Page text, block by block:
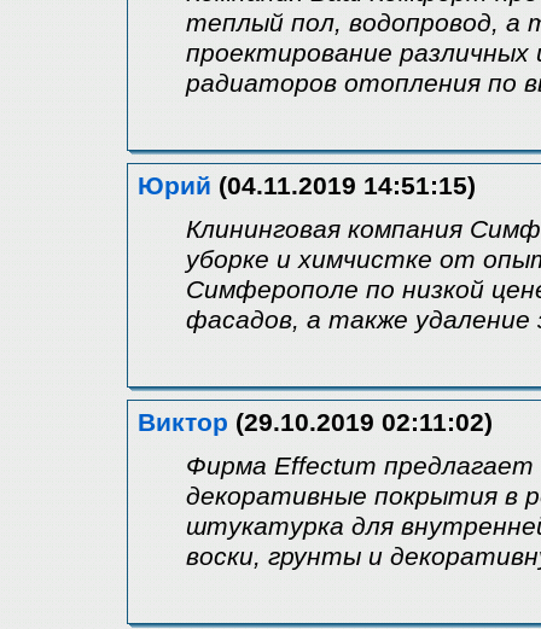
теплый пол, водопровод, а
проектирование
радиаторов отопления по
Юрий (04.11.2019 14:51:15)
Клининговая компания
уборке и химчистке от
Симферополе по низкой
фасадов, а также
Виктор (29.10.2019 02:11:02)
Фирма Effectum предлагает
декоративные покрытия в
штукатурка для
воски, грунты и